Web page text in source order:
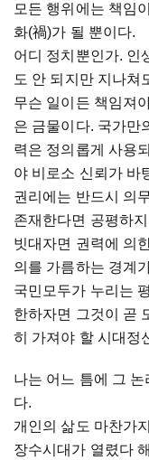
모든 행위에는 책임
화(禍)가 될 뿐이다.
어디 정치뿐인가. 인
도 안 되지만 지나쳐
무슨 일이든 책임져
은 금물이다. 국가만
력은 정의롭게 사용
야 비로소 신뢰가 바
권리에는 반드시 의
존재한다면 공평하
빗대자면 권력에 의
의를 가름하는 경계
국민모두가 누리는
한하자면 그것이 곧
히 가져야 할 시대
나는 어느 틈에 그
다.
개인의 삶도 마찬가
장수시대가 열렸다